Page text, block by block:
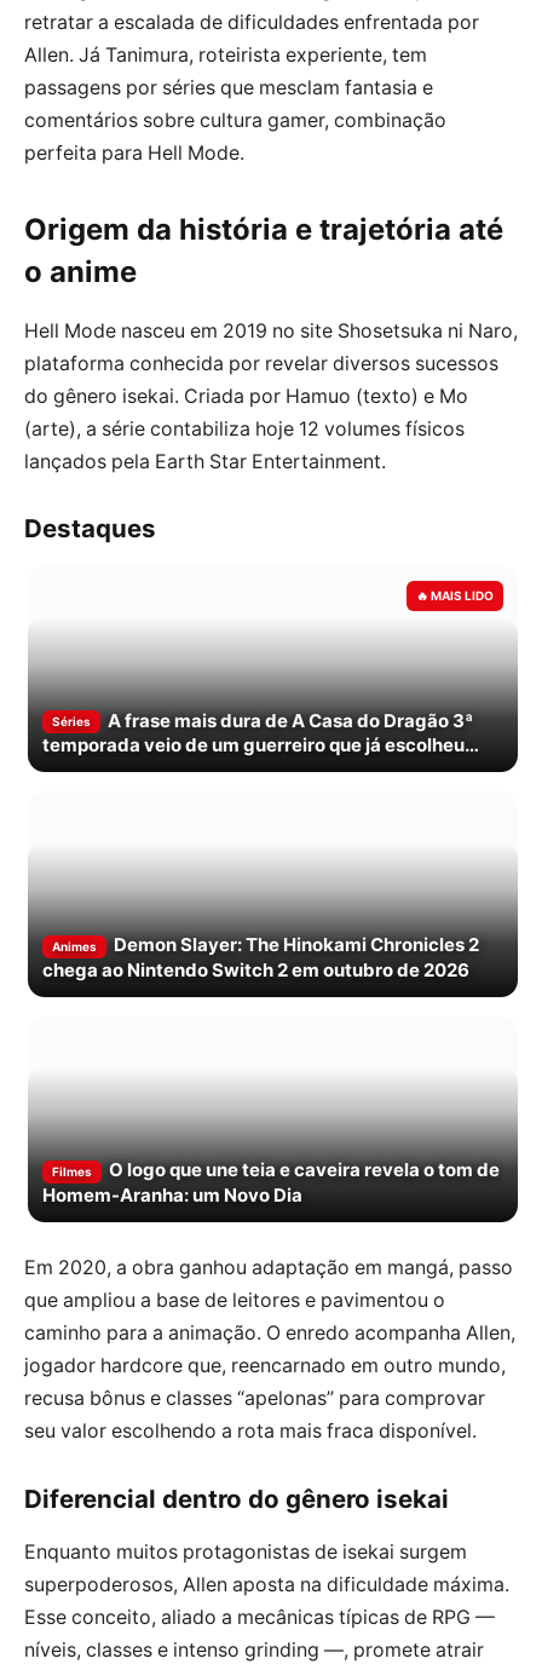
retratar a escalada de dificuldades enfrentada por
Allen. Já Tanimura, roteirista experiente, tem
passagens por séries que mesclam fantasia e
comentários sobre cultura gamer, combinação
perfeita para Hell Mode.
Origem da história e trajetória até
o anime
Hell Mode nasceu em 2019 no site Shosetsuka ni Naro,
plataforma conhecida por revelar diversos sucessos
do gênero isekai. Criada por Hamuo (texto) e Mo
(arte), a série contabiliza hoje 12 volumes físicos
lançados pela Earth Star Entertainment.
Destaques
Séries
A frase mais dura de A Casa do Dragão 3ª
temporada veio de um guerreiro que já escolheu
morrer
Animes
Demon Slayer: The Hinokami Chronicles 2
chega ao Nintendo Switch 2 em outubro de 2026
Filmes
O logo que une teia e caveira revela o tom de
Homem-Aranha: um Novo Dia
Em 2020, a obra ganhou adaptação em mangá, passo
que ampliou a base de leitores e pavimentou o
caminho para a animação. O enredo acompanha Allen,
jogador hardcore que, reencarnado em outro mundo,
recusa bônus e classes “apelonas” para comprovar
seu valor escolhendo a rota mais fraca disponível.
Diferencial dentro do gênero isekai
Enquanto muitos protagonistas de isekai surgem
superpoderosos, Allen aposta na dificuldade máxima.
Esse conceito, aliado a mecânicas típicas de RPG —
níveis, classes e intenso grinding —, promete atrair